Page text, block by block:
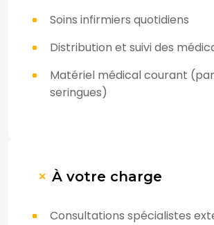
Soins infirmiers quotidiens
Distribution et suivi des
Matériel médical courant
seringues)
À votre charge
Consultations spécialistes